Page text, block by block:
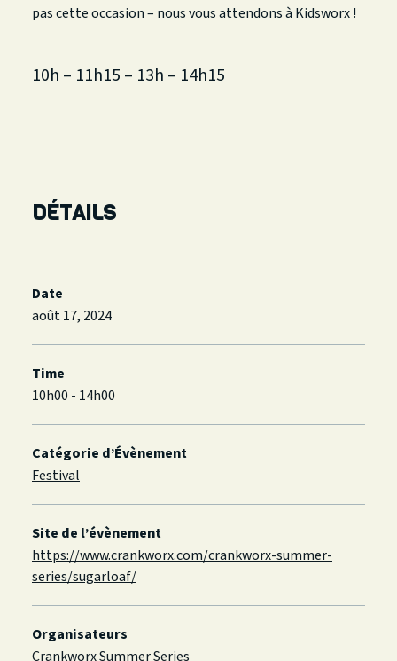
pas cette occasion – nous vous attendons à Kidsworx !
10h – 11h15 – 13h – 14h15
DÉTAILS
Date
août 17, 2024
Time
10h00 - 14h00
Catégorie d’Évènement
Festival
Site de l’évènement
https://www.crankworx.com/crankworx-summer-
series/sugarloaf/
Organisateurs
Crankworx Summer Series